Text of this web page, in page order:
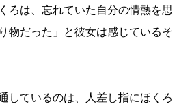
ろは、忘れていた自分の情熱を思
物だった」と彼女は感じているそ
しているのは、人差し指にほくろ